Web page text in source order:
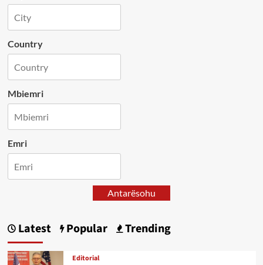
Country
Mbiemri
Emri
Antarësohu
Latest Popular Trending
Editorial